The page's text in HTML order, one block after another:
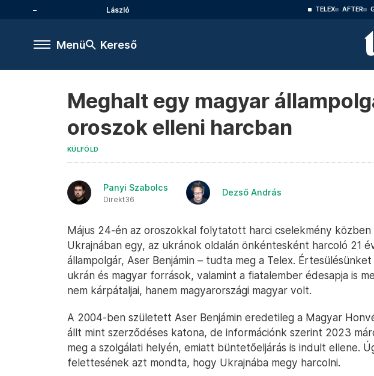
László TELEX AFTER
Menü Kereső
Meghalt egy magyar
oroszok elleni harcban
KÜLFÖLD
Panyi Szabolcs
Direkt36
Dezső András
Május 24-én az oroszokkal folytatott harci cselekmény
Ukrajnában egy, az ukránok oldalán önkéntesként harcoló 21
állampolgár, Aser Benjámin – tudta meg a Telex.
ukrán és magyar források, valamint a fiatalember édesapja is
nem kárpátaljai, hanem magyarországi magyar volt.
A 2004-ben született Aser Benjámin eredetileg a Magyar
állt mint szerződéses katona, de információnk szerint 2023
meg a szolgálati helyén, emiatt büntetőeljárás is indult ellene.
felettesének azt mondta, hogy Ukrajnába megy harcolni.